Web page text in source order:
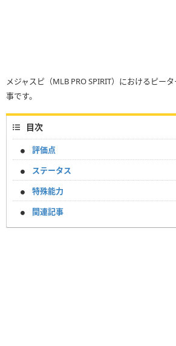
メジャスピ（MLB PRO SPIRIT）におけるピー
事です。
目次
評価点
ステータス
特殊能力
関連記事